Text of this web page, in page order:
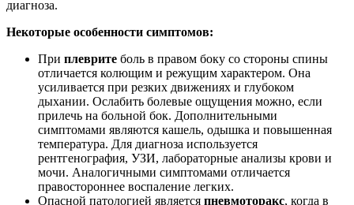
диагноза.
Некоторые особенности симптомов:
При плеврите боль в правом боку со стороны спины
отличается колющим и режущим характером. Она
усиливается при резких движениях и глубоком
дыхании. Ослабить болевые ощущения можно, если
прилечь на больной бок. Дополнительными
симптомами являются кашель, одышка и повышенная
температура. Для диагноза используется
рентгенография, УЗИ, лабораторные анализы крови и
мочи. Аналогичными симптомами отличается
правостороннее воспаление легких.
Опасной патологией является пневмоторакс, когда в